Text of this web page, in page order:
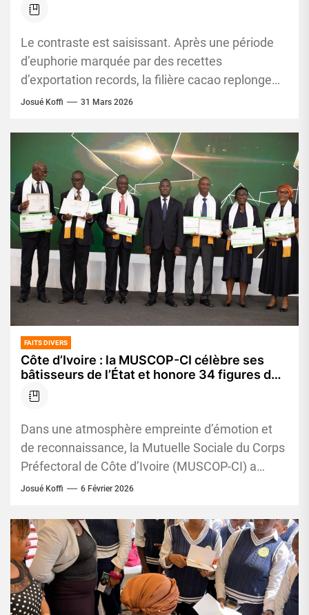
Le contraste est saisissant. Après une période
d’euphorie marquée par des recettes
d’exportation records, la filière cacao replonge
dans une zone de turbulences. Au siège...
Josué Koffi 31 Mars 2026
FAITS DIVERS
Côte d’Ivoire : la MUSCOP-CI célèbre ses
bâtisseurs de l’État et honore 34 figures du
corps préfectoral
Dans une atmosphère empreinte d’émotion et
de reconnaissance, la Mutuelle Sociale du Corps
Préfectoral de Côte d’Ivoire (MUSCOP-CI) a
rendu un hommage appuyé à celles...
Josué Koffi 6 Février 2026